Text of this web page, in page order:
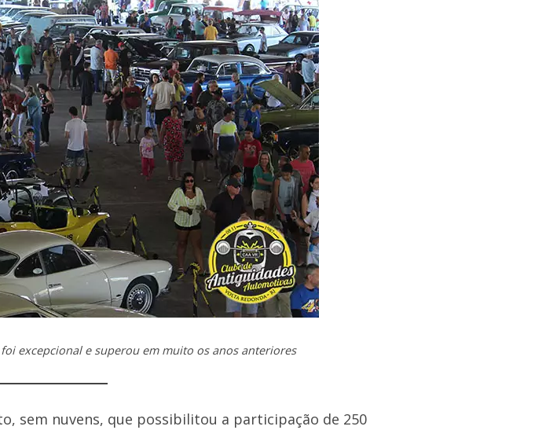
excepcional e superou em muito os anos anteriores
sem nuvens, que possibilitou a participação de 250